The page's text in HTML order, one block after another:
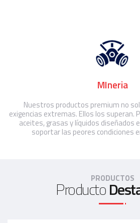
MIneria
Nuestros productos premium no
exigencias extremas. Ellos los superan.
aceites, grasas y líquidos diseñados
soportar las peores condiciones
PRODUCTOS
Producto